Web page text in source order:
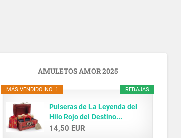
AMULETOS AMOR 2025
REBAJAS
MÁS VENDIDO NO. 1
Pulseras de La Leyenda del
Hilo Rojo del Destino...
14,50 EUR